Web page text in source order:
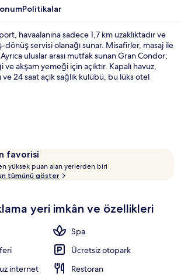
Politikalar
havaalanına sadece 1,7 km uzaklıktadır ve
servisi olanağı sunar. Misafirler, masaj ile
uluslar arası mutfak sunan Gran Condor;
akşam yemeği için açıktır. Kapalı havuz,
24 saat açık sağlık kulübü, bu lüks otel
yakın konum seviliyor.
favorisi
yüksek puan alan yerlerden biri
f
e
tümünü göster
yeri imkân ve özellikleri
Spa
Ücretsiz otopark
internet
Restoran